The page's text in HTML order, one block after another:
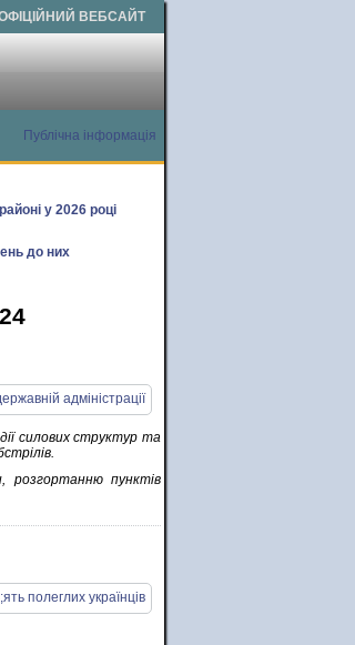
ВЕБСАЙТ
Публічна інформація
у 2026 році
до них
силових структур та
розгортанню пунктів